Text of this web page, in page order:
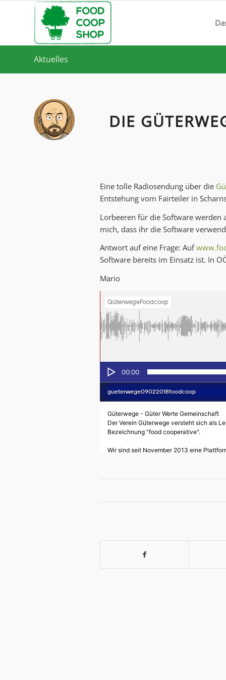
Aktuelles
DIE
Eine tolle Radiosendung über die
Entstehung vom Fairteiler in
Lorbeeren für die Software werden
mich, dass ihr die Software
Antwort auf eine Frage: Auf
Software bereits im Einsatz ist. In
Mario